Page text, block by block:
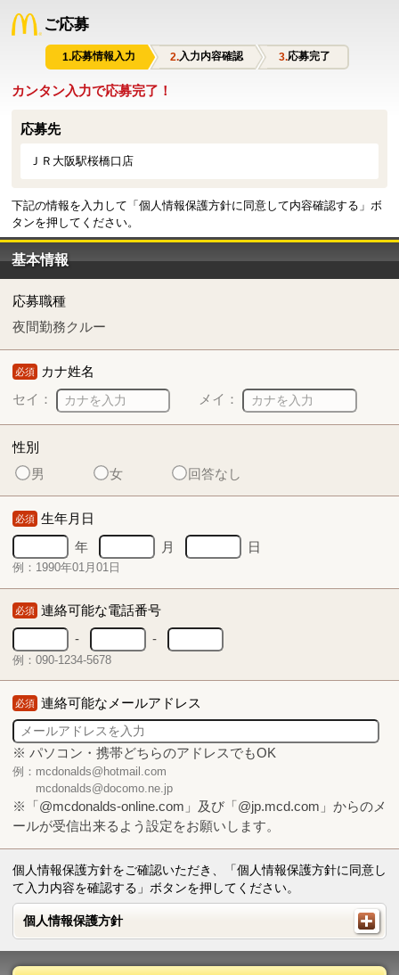
ご応募
応募情報入力 入力内容確認 応募完了
カンタン入力で応募完了！
応募先
ＪＲ大阪駅桜橋口店
下記の情報を入力して「個人情報保護方針に同意して内容確認する」ボ
タンを押してください。
基本情報
応募職種
夜間勤務クルー
必須 カナ姓名
セイ：
メイ：
性別
男
女 回答なし
必須 生年月日
年
月 日
例：1990年01月01日
必須 連絡可能な電話番号
-
-
例：090-1234-5678
必須 連絡可能なメールアドレス
※ パソコン・携帯どちらのアドレスでもOK
例：mcdonalds@hotmail.com
mcdonalds@docomo.ne.jp
※「@mcdonalds-online.com」及び「@jp.mcd.com」からのメ
ールが受信出来るよう設定をお願いします。
個人情報保護方針をご確認いただき、「個人情報保護方針に同意し
て入力内容を確認する」ボタンを押してください。
個人情報保護方針
個人情報保護方針